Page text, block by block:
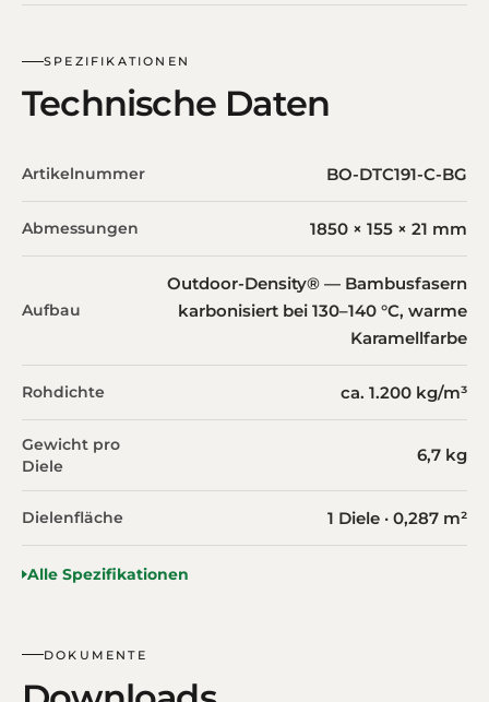
SPEZIFIKATIONEN
Technische Daten
Artikelnummer BO-DTC191-C-BG
Abmessungen 1850 × 155 × 21 mm
Aufbau
Outdoor-Density® — Bambusfasern
karbonisiert bei 130–140 °C, warme
Karamellfarbe
Rohdichte ca. 1.200 kg/m³
Gewicht pro
Diele
6,7 kg
Dielenfläche 1 Diele · 0,287 m²
Alle Spezifikationen
DOKUMENTE